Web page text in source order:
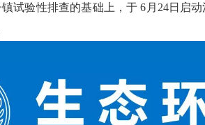
试验性排查的基础上，于 6 月 24日启动